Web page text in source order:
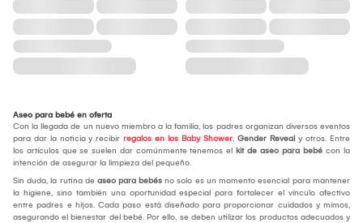
Aseo para bebé en oferta
Con la llegada de un nuevo miembro a la familia, los padres organizan diversos eventos
para dar la noticia y recibir regalos en los Baby Shower, Gender Reveal y otros. Entre
los artículos que se suelen dar comúnmente tenemos el kit de aseo para bebé con la
intención de asegurar la limpieza del pequeño.
Sin duda, la rutina de aseo para bebés no solo es un momento esencial para mantener
la higiene, sino también una oportunidad especial para fortalecer el vínculo afectivo
entre padres e hijos. Cada paso está diseñado para proporcionar cuidados y mimos,
asegurando el bienestar del bebé. Por ello, se deben utilizar los productos adecuados y